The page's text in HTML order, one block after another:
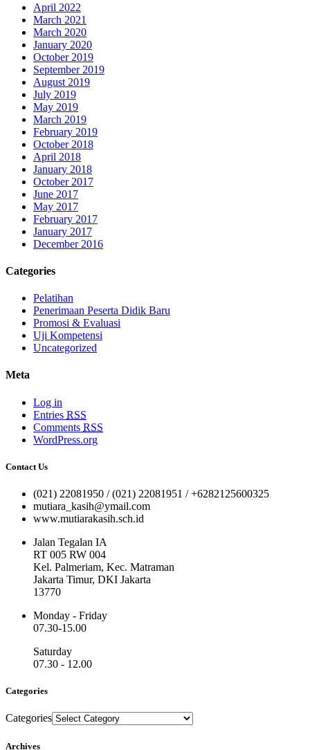
April 2022
March 2021
March 2020
January 2020
October 2019
September 2019
August 2019
July 2019
May 2019
March 2019
February 2019
October 2018
April 2018
January 2018
October 2017
June 2017
May 2017
February 2017
January 2017
December 2016
Categories
Pelatihan
Penerimaan Peserta Didik Baru
Promosi & Evaluasi
Uji Kompetensi
Uncategorized
Meta
Log in
Entries RSS
Comments RSS
WordPress.org
Contact Us
(021) 22081950 / (021) 22081951 / +6282125600325
mutiara_kasih@ymail.com
www.mutiarakasih.sch.id
Jalan Tegalan IA
RT 005 RW 004
Kel. Palmeriam, Kec. Matraman
Jakarta Timur, DKI Jakarta
13770
Monday - Friday
07.30-15.00
Saturday
07.30 - 12.00
Categories
Categories
Archives